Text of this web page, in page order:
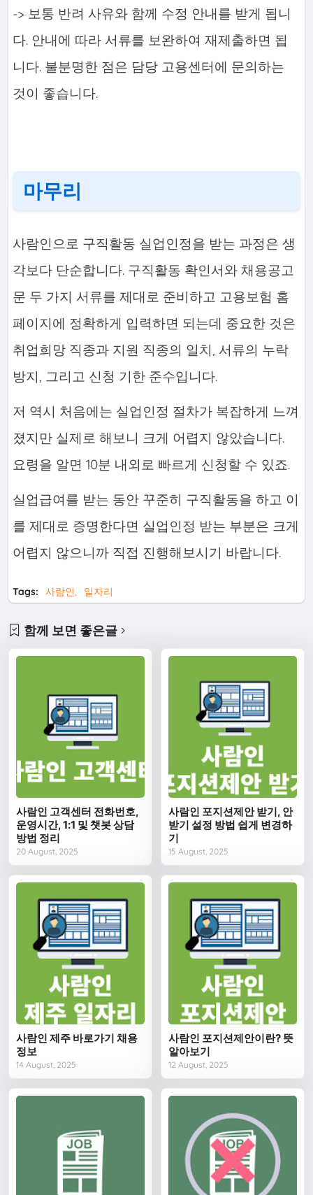
-> 보통 반려 사유와 함께 수정 안내를 받게 됩니
다. 안내에 따라 서류를 보완하여 재제출하면 됩
니다. 불분명한 점은 담당 고용센터에 문의하는
것이 좋습니다.
마무리
사람인으로 구직활동 실업인정을 받는 과정은 생
각보다 단순합니다. 구직활동 확인서와 채용공고
문 두 가지 서류를 제대로 준비하고 고용보험 홈
페이지에 정확하게 입력하면 되는데 중요한 것은
취업희망 직종과 지원 직종의 일치, 서류의 누락
방지, 그리고 신청 기한 준수입니다.
저 역시 처음에는 실업인정 절차가 복잡하게 느껴
졌지만 실제로 해보니 크게 어렵지 않았습니다.
요령을 알면 10분 내외로 빠르게 신청할 수 있죠.
실업급여를 받는 동안 꾸준히 구직활동을 하고 이
를 제대로 증명한다면 실업인정 받는 부분은 크게
어렵지 않으니까 직접 진행해보시기 바랍니다.
Tags: 사람인 일자리
함께 보면 좋은글
사람인 고객센터 전화번호,
운영시간, 1:1 및 챗봇 상담
방법 정리
20 August, 2025
사람인 포지션제안 받기, 안
받기 설정 방법 쉽게 변경하
기
15 August, 2025
사람인 제주 바로가기 채용
정보
14 August, 2025
사람인 포지션제안이란? 뜻
알아보기
12 August, 2025